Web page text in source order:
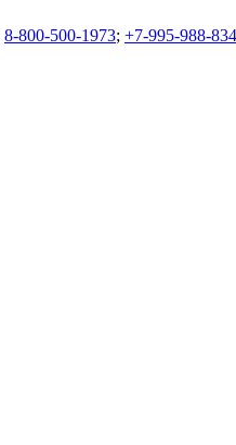
8-800-500-1973; +7-995-988-